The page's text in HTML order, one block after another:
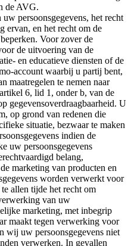
de AVG.
persoonsgegevens, het recht
ervan, en het recht om de
Voor zover de
de uitvoering van de
en educatieve diensten of de
account waarbij u partij bent,
maatregelen te nemen naar
6, lid 1, onder b, van de
gegevensoverdraagbaarheid. U
op grond van redenen die
situatie, bezwaar te maken
indien de
uw persoonsgegevens
belang,
marketing van producten en
worden verwerkt voor
allen tijde het recht om
van uw
marketing, met inbegrip
maakt tegen verwerking voor
wij uw persoonsgegevens niet
verwerken. In gevallen